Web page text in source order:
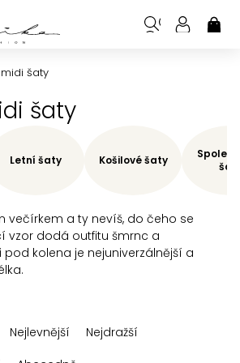
šaty
šaty
večírkem a ty nevíš, do čeho se
vzor dodá outfitu šmrnc a
kolena je nejuniverzálnější a
Letní šaty Košilové šaty
Nejlevnější
Nejdražší